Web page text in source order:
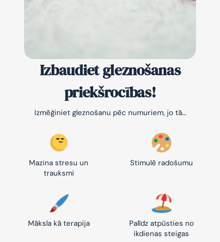
Izbaudiet gleznošanas
priekšrocības!
Izmēģiniet gleznošanu pēc numuriem, jo tā…
Mazina stresu un
trauksmi
Stimulē radošumu
Māksla kā terapija
Palīdz atpūsties no
ikdienas steigas